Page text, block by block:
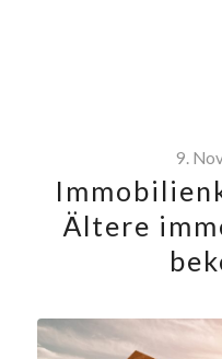
9.
Ältere